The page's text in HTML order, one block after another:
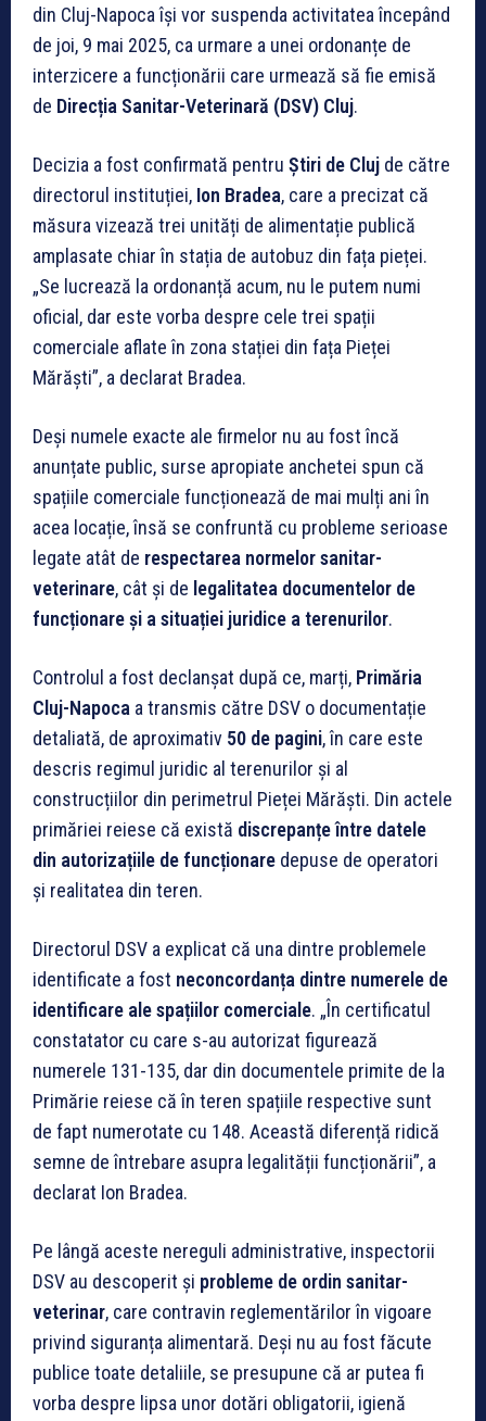
din Cluj-Napoca își vor suspenda activitatea începând
de joi, 9 mai 2025, ca urmare a unei ordonanțe de
interzicere a funcționării care urmează să fie emisă
de Direcția Sanitar-Veterinară (DSV) Cluj.
Decizia a fost confirmată pentru Știri de Cluj de către
directorul instituției, Ion Bradea, care a precizat că
măsura vizează trei unități de alimentație publică
amplasate chiar în stația de autobuz din fața pieței.
„Se lucrează la ordonanță acum, nu le putem numi
oficial, dar este vorba despre cele trei spații
comerciale aflate în zona stației din fața Pieței
Mărăști”, a declarat Bradea.
Deși numele exacte ale firmelor nu au fost încă
anunțate public, surse apropiate anchetei spun că
spațiile comerciale funcționează de mai mulți ani în
acea locație, însă se confruntă cu probleme serioase
legate atât de respectarea normelor sanitar-
veterinare, cât și de legalitatea documentelor de
funcționare și a situației juridice a terenurilor.
Controlul a fost declanșat după ce, marți, Primăria
Cluj-Napoca a transmis către DSV o documentație
detaliată, de aproximativ 50 de pagini, în care este
descris regimul juridic al terenurilor și al
construcțiilor din perimetrul Pieței Mărăști. Din actele
primăriei reiese că există discrepanțe între datele
din autorizațiile de funcționare depuse de operatori
și realitatea din teren.
Directorul DSV a explicat că una dintre problemele
identificate a fost neconcordanța dintre numerele de
identificare ale spațiilor comerciale. „În certificatul
constatator cu care s-au autorizat figurează
numerele 131-135, dar din documentele primite de la
Primărie reiese că în teren spațiile respective sunt
de fapt numerotate cu 148. Această diferență ridică
semne de întrebare asupra legalității funcționării”, a
declarat Ion Bradea.
Pe lângă aceste nereguli administrative, inspectorii
DSV au descoperit și probleme de ordin sanitar-
veterinar, care contravin reglementărilor în vigoare
privind siguranța alimentară. Deși nu au fost făcute
publice toate detaliile, se presupune că ar putea fi
vorba despre lipsa unor dotări obligatorii, igienă